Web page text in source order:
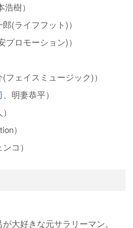
樹）
(ライフフット)）
ロモーション)）
ェイスミュージック)）
、明妻恭平）
）
コ）
大好きな元サラリーマン。